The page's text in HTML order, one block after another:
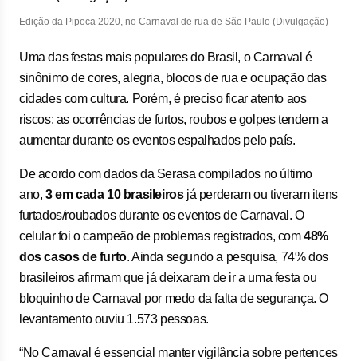
Edição da Pipoca 2020, no Carnaval de rua de São Paulo (Divulgação)
Uma das festas mais populares do Brasil, o Carnaval é
sinônimo de cores, alegria, blocos de rua e ocupação das
cidades com cultura. Porém, é preciso ficar atento aos
riscos: as ocorrências de furtos, roubos e golpes tendem a
aumentar durante os eventos espalhados pelo país.
De acordo com dados da Serasa compilados no último
ano, 3 em cada 10 brasileirosjá perderam ou tiveram itens
furtados/roubados durante os eventos de Carnaval. O
celular foi o campeão de problemas registrados, com48%
dos casos de furto. Ainda segundo a pesquisa, 74% dos
brasileiros afirmam que já deixaram de ir a uma festa ou
bloquinho de Carnaval por medo da falta de segurança. O
levantamento ouviu 1.573 pessoas.
“No Carnaval é essencial manter vigilância sobre pertences